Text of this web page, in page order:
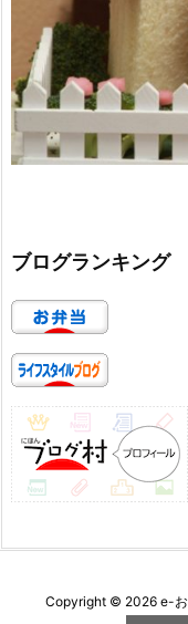
ブログランキング
Copyright © 2026 e-